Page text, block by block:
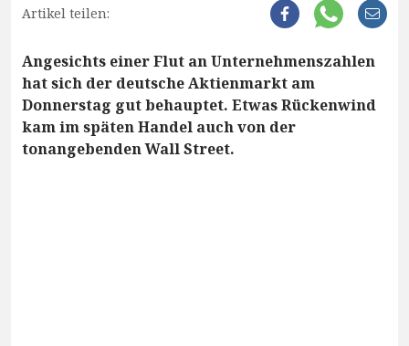
Artikel teilen:
Angesichts einer Flut an Unternehmenszahlen
hat sich der deutsche Aktienmarkt am
Donnerstag gut behauptet. Etwas Rückenwind
kam im späten Handel auch von der
tonangebenden Wall Street.